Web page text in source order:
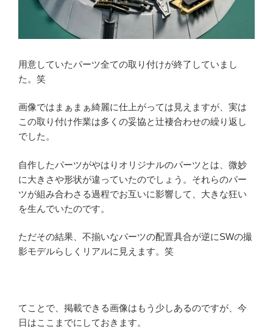
用意していたパーツ全ての取り付けが終了していまし
た。笑
画像ではまぁまぁ綺麗に仕上がっては見えますが、実は
この取り付け作業は多くの妥協と辻褄合わせの繰り返し
でした。
自作したパーツがやはりオリジナルのパーツとは、微妙
に大きさや形状が違っていたのでしょう。それらのパー
ツが組み合わさる過程でお互いに影響して、大きな狂い
を生んでいたのです。
ただその結果、不揃いなパーツの配置具合が逆にSWの撮
影モデルらしくリアルに見えます。笑
てことで、掲載できる画像はもう少しあるのですが、今
日はここまでにしておきます。